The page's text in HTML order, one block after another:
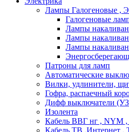
Лампы Галогеновые ,
Галогеновые
Лампы
Лампы
Лампы
Патроны для ламп
Автоматические
Вилки, удлинители,
Гофра, распаечный
Дифф выключатели
Изолента
Кабель ВВГ нг , NYM
Кабель ТВ ,Интернет ,